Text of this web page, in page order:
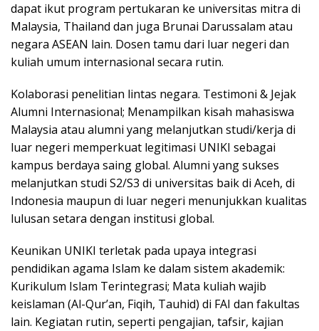
dapat ikut program pertukaran ke universitas mitra di
Malaysia, Thailand dan juga Brunai Darussalam atau
negara ASEAN lain. Dosen tamu dari luar negeri dan
kuliah umum internasional secara rutin.
Kolaborasi penelitian lintas negara. Testimoni & Jejak
Alumni Internasional; Menampilkan kisah mahasiswa
Malaysia atau alumni yang melanjutkan studi/kerja di
luar negeri memperkuat legitimasi UNIKI sebagai
kampus berdaya saing global. Alumni yang sukses
melanjutkan studi S2/S3 di universitas baik di Aceh, di
Indonesia maupun di luar negeri menunjukkan kualitas
lulusan setara dengan institusi global.
Keunikan UNIKI terletak pada upaya integrasi
pendidikan agama Islam ke dalam sistem akademik:
Kurikulum Islam Terintegrasi; Mata kuliah wajib
keislaman (Al-Qur’an, Fiqih, Tauhid) di FAI dan fakultas
lain. Kegiatan rutin, seperti pengajian, tafsir, kajian